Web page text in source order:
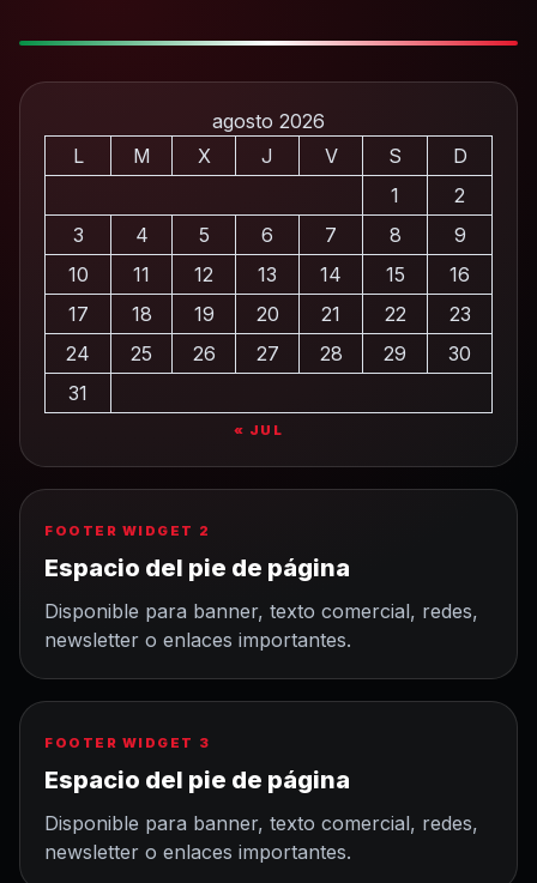
agosto 2026
L
M X J V S
D
1
2
3
4 5 6 7 8
9
10
11 12 13 14 15
16
17
18 19 20 21 22
23
24
25 26 27 28 29
30
31
« JUL
FOOTER WIDGET 2
Espacio del pie de página
Disponible para banner, texto comercial, redes,
newsletter o enlaces importantes.
FOOTER WIDGET 3
Espacio del pie de página
Disponible para banner, texto comercial, redes,
newsletter o enlaces importantes.